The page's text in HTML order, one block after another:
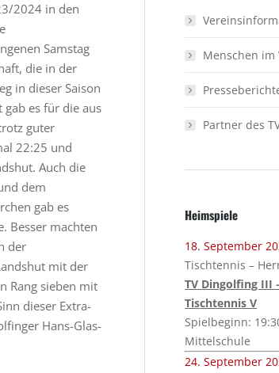
2024 in den
Samstag
die in der
in dieser Saison
gab es für die aus
guter
22:25 und
Auch die
dem
gab es
Besser machten
der
mit der
Rang sieben mit
dieser Extra-
Hans-Glas-
Menschen im
Partner des
Heimspiele
18. September
Tischtennis –
TV Dingolfing III
Tischtennis V
Spielbeginn:
Mittelschule
24. September